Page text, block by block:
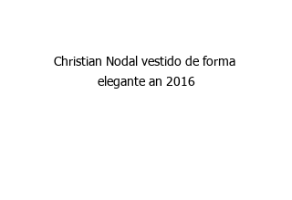
Christian Nodal vestido de forma
elegante an 2016